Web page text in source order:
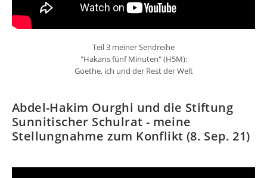
Teil 3 meiner Sendreihe
"Hakans fünf Minuten" (H5M):
Goethe, ich und der Rest der Welt
Abdel-Hakim Ourghi und die Stiftung
Sunnitischer Schulrat - meine
Stellungnahme zum Konflikt (8. Sep. 21)